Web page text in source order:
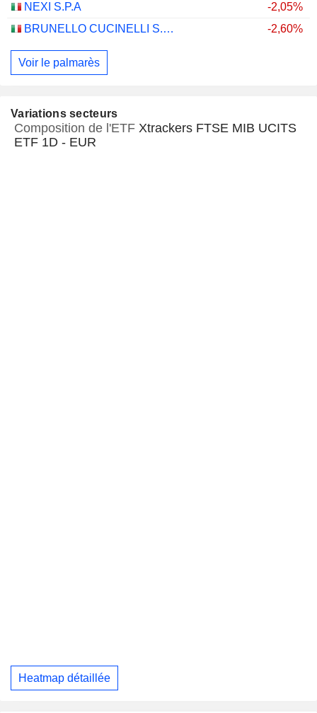
NEXI S.P.A
-2,05%
BRUNELLO CUCINELLI S.P.A.
-2,60%
Voir le palmarès
Variations secteurs
Composition de l'ETF Xtrackers FTSE MIB UCITS
ETF 1D - EUR
Heatmap détaillée